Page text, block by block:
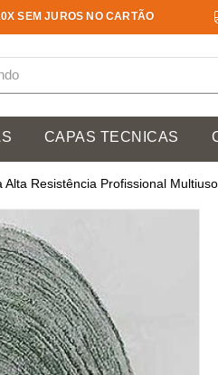
SEM JUROS NO CARTÃO
CAPAS TECNICAS
Resistência Profissional Multiuso